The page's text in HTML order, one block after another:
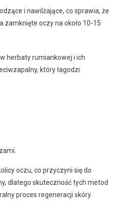
i nawilżające, co sprawia, że
zamknięte oczy na około 10-15
herbaty rumiankowej i ich
który łagodzi
oczu, co przyczyni się do
dlatego skuteczność tych metod
proces regeneracji skóry.